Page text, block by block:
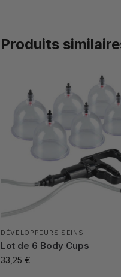
Produits
DÉVELOPPEURS SEINS
Lot de 6 Body Cups
33,25 €